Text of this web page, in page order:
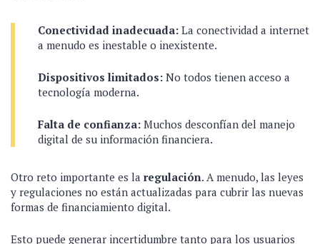
Conectividad inadecuada: La conectividad a internet
a menudo es inestable o inexistente.
Dispositivos limitados: No todos tienen acceso a
tecnología moderna.
Falta de confianza: Muchos desconfían del manejo
digital de su información financiera.
Otro reto importante es la regulación. A menudo, las leyes
y regulaciones no están actualizadas para cubrir las nuevas
formas de financiamiento digital.
Esto puede generar incertidumbre tanto para los usuarios